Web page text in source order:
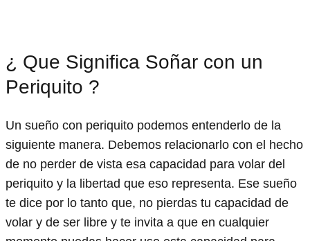
¿ Que Significa Soñar con un
Periquito ?
Un sueño con periquito podemos entenderlo de la
siguiente manera. Debemos relacionarlo con el hecho
de no perder de vista esa capacidad para volar del
periquito y la libertad que eso representa. Ese sueño
te dice por lo tanto que, no pierdas tu capacidad de
volar y de ser libre y te invita a que en cualquier